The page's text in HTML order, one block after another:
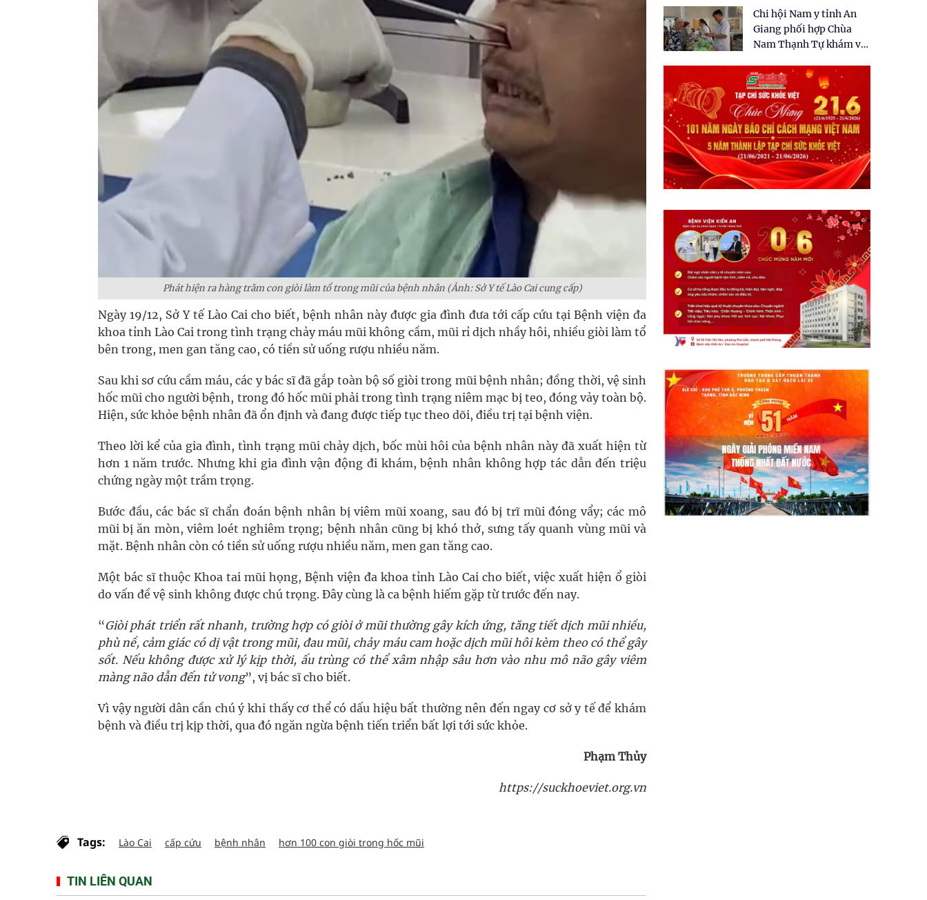
Phát hiện ra hàng trăm con giòi làm tổ trong mũi của bệnh nhân (Ảnh: Sở Y tế Lào Cai cung cấp)
Ngày 19/12, Sở Y tế Lào Cai cho biết, bệnh nhân này được gia đình đưa tới cấp cứu tại Bệnh viện đa
khoa tỉnh Lào Cai trong tình trạng chảy máu mũi không cầm, mũi rỉ dịch nhầy hôi, nhiều giòi làm tổ
bên trong, men gan tăng cao, có tiền sử uống rượu nhiều năm.
Sau khi sơ cứu cầm máu, các y bác sĩ đã gắp toàn bộ số giòi trong mũi bệnh nhân; đồng thời, vệ sinh
hốc mũi cho người bệnh, trong đó hốc mũi phải trong tình trạng niêm mạc bị teo, đóng vảy toàn bộ.
Hiện, sức khỏe bệnh nhân đã ổn định và đang được tiếp tục theo dõi, điều trị tại bệnh viện.
Theo lời kể của gia đình, tình trạng mũi chảy dịch, bốc mùi hôi của bệnh nhân này đã xuất hiện từ
hơn 1 năm trước. Nhưng khi gia đình vận động đi khám, bệnh nhân không hợp tác dẫn đến triệu
chứng ngày một trầm trọng.
Bước đầu, các bác sĩ chẩn đoán bệnh nhân bị viêm mũi xoang, sau đó bị trĩ mũi đóng vẩy; các mô
mũi bị ăn mòn, viêm loét nghiêm trọng; bệnh nhân cũng bị khó thở, sưng tấy quanh vùng mũi và
mặt. Bệnh nhân còn có tiền sử uống rượu nhiều năm, men gan tăng cao.
Một bác sĩ thuộc Khoa tai mũi họng, Bệnh viện đa khoa tỉnh Lào Cai cho biết, việc xuất hiện ổ giòi
do vấn đề vệ sinh không được chú trọng. Đây cùng là ca bệnh hiếm gặp từ trước đến nay.
“Giòi phát triển rất nhanh, trường hợp có giòi ở mũi thường gây kích ứng, tăng tiết dịch mũi nhiều,
phù nề, cảm giác có dị vật trong mũi, đau mũi, chảy máu cam hoặc dịch mũi hôi kèm theo có thể gây
sốt. Nếu không được xử lý kịp thời, ấu trùng có thể xâm nhập sâu hơn vào nhu mô não gây viêm
màng não dẫn đến tử vong”, vị bác sĩ cho biết.
Vì vậy người dân cần chú ý khi thấy cơ thể có dấu hiệu bất thường nên đến ngay cơ sở y tế để khám
bệnh và điều trị kịp thời, qua đó ngăn ngừa bệnh tiến triển bất lợi tới sức khỏe.
Phạm Thủy
https://suckhoeviet.org.vn
Tags: Lào Cai cấp cứu bệnh nhân hơn 100 con giòi trong hốc mũi
TIN LIÊN QUAN
dân tại xã Tân Tập
Chi hội Nam y tỉnh An
Giang phối hợp Chùa
Nam Thạnh Tự khám và
nhân dân